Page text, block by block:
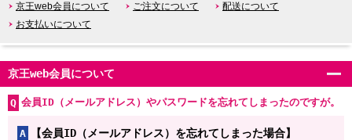
京王web会員について ご注文について
配送について
お支払いについて
京王web会員について
会員ID（メールアドレス）やパスワードを忘れてしまったのですが。
A 【会員ID（メールアドレス）を忘れてしまった場合】